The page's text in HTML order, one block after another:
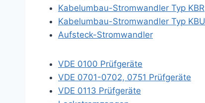
Kabelumbau-Stromwandler Typ KBR
Kabelumbau-Stromwandler Typ KBU
Aufsteck-Stromwandler
VDE 0100 Prüfgeräte
VDE 0701-0702, 0751 Prüfgeräte
VDE 0113 Prüfgeräte